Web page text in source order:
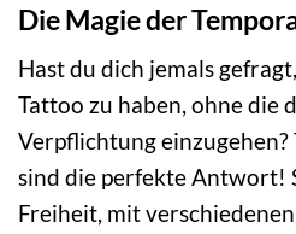
Die Magie der
Hast du dich jemals
Tattoo zu haben, ohne die
Verpflichtung
sind die perfekte Antwort!
Freiheit, mit